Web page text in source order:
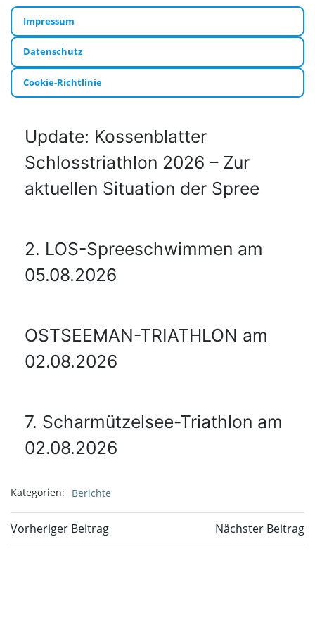
Impressum
Datenschutz
Cookie-Richtlinie
Update: Kossenblatter
Schlosstriathlon 2026 – Zur
aktuellen Situation der Spree
2. LOS-Spreeschwimmen am
05.08.2026
OSTSEEMAN-TRIATHLON am
02.08.2026
7. Scharmützelsee-Triathlon am
02.08.2026
Kategorien: Berichte
Beitragsnavigation
Vorheriger Beitrag Nächster Beitrag